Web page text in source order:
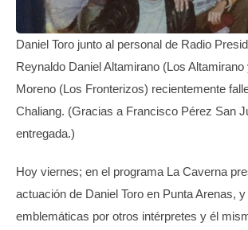
Daniel Toro junto al personal de Radio
Reynaldo Daniel Altamirano (Los
Moreno (Los Fronterizos) recientemente
Chaliang. (Gracias a Francisco Pérez San
entregada.)
Hoy viernes; en el programa La Caverna
actuación de Daniel Toro en Punta Arenas,
emblemáticas por otros intérpretes y él